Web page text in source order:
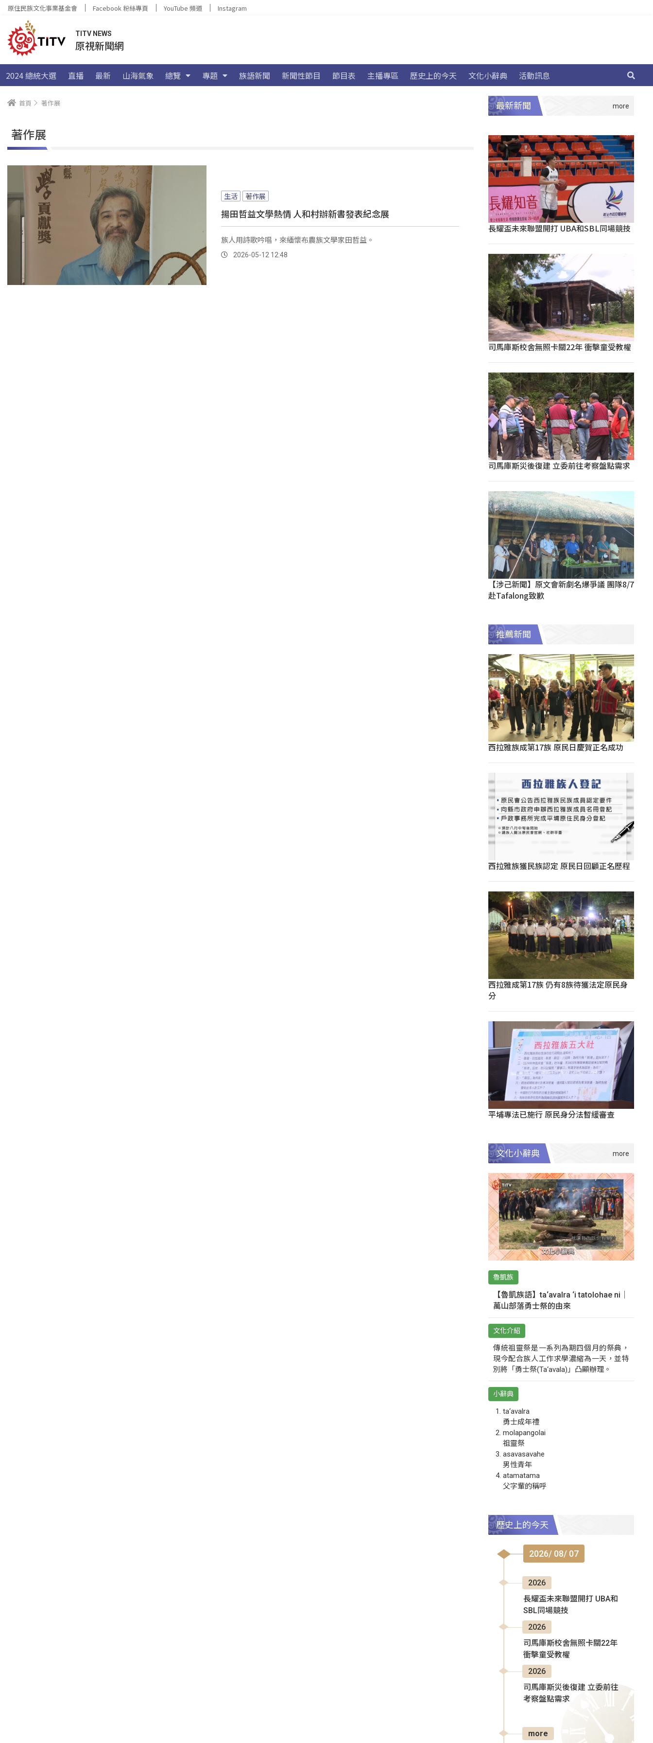
原住民族文化事業基金會 Facebook 粉絲專頁 YouTube 頻道 Instagram
TITV NEWS
原視新聞網
2024 總統大選 直播 最新 山海氣象 總覽 專題 族語新聞 新聞性節目 節目表 主播專區 歷史上的今天 文化小辭典 活動訊息
首頁 著作展
著作展
生活 著作展
揚田哲益文學熱情 人和村辦新書發表紀念展
族人用詩歌吟唱，來緬懷布農族文學家田哲益。
2026-05-12 12:48
最新新聞
長耀盃未來聯盟開打 UBA和SBL同場競技
司馬庫斯校舍無照卡關22年 衝擊童受教權
司馬庫斯災後復建 立委前往考察盤點需求
【涉己新聞】原文會新劇名爆爭議 團隊8/7
赴Tafalong致歉
推薦新聞
西拉雅族成第17族 原民日慶賀正名成功
西拉雅族獲民族認定 原民日回顧正名歷程
西拉雅成第17族 仍有8族待獲法定原民身
分
平埔專法已施行 原民身分法暫緩審查
文化小辭典
魯凱族
【魯凱族語】ta‘avalra ‘i tatolohae ni｜
萬山部落勇士祭的由來
文化介紹
傳統祖靈祭是一系列為期四個月的祭典，
現今配合族人工作求學濃縮為一天，並特
別將「勇士祭(Ta‘avala)」凸顯辦理。
小辭典
ta‘avalra
勇士成年禮
molapangolai
祖靈祭
asavasavahe
男性青年
atamatama
父字輩的稱呼
歷史上的今天
2026/ 08/ 07
2026
長耀盃未來聯盟開打 UBA和
SBL同場競技
2026
司馬庫斯校舍無照卡關22年
衝擊童受教權
2026
司馬庫斯災後復建 立委前往
考察盤點需求
more